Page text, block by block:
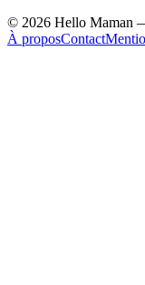
© 2026 Hello Maman
À proposContact